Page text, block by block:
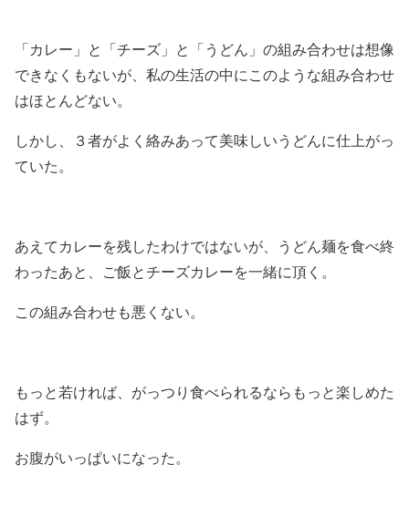
「カレー」と「チーズ」と「うどん」の組み合わせは想像
できなくもないが、私の生活の中にこのような組み合わせ
はほとんどない。
しかし、３者がよく絡みあって美味しいうどんに仕上がっ
ていた。
あえてカレーを残したわけではないが、うどん麺を食べ終
わったあと、ご飯とチーズカレーを一緒に頂く。
この組み合わせも悪くない。
もっと若ければ、がっつり食べられるならもっと楽しめた
はず。
お腹がいっぱいになった。